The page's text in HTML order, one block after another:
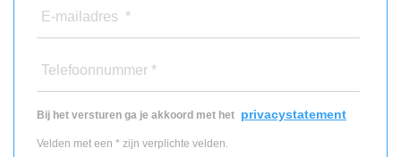
E-mailadres *
Telefoonnummer *
Bij het versturen ga je akkoord met het privacystatement
Velden met een * zijn verplichte velden.